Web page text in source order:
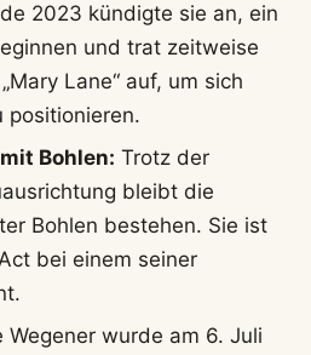
2023 kündigte sie an, ein
und trat zeitweise
Lane“ auf, um sich
positionieren.
Bohlen: Trotz der
bleibt die
Bohlen bestehen. Sie ist
bei einem seiner
Wegener wurde am 6. Juli